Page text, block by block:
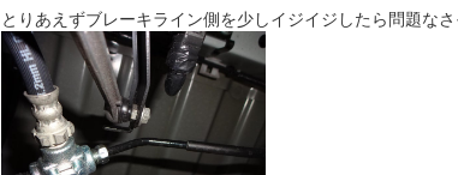
とりあえずブレーキライン側を少しイジイジしたら問題な